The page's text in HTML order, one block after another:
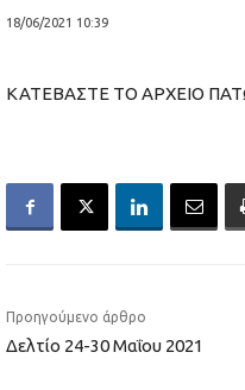
18/06/2021 10:39
ΚΑΤΕΒΑΣΤΕ ΤΟ ΑΡΧΕΙΟ
Προηγούμενο άρθρο
Δελτίο 24-30 Μαΐου 2021